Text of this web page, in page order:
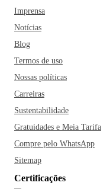
Imprensa
Notícias
Blog
Termos de uso
Nossas políticas
Carreiras
Sustentabilidade
Gratuidades e Meia Tarifa
Compre pelo WhatsApp
Sitemap
Certificações